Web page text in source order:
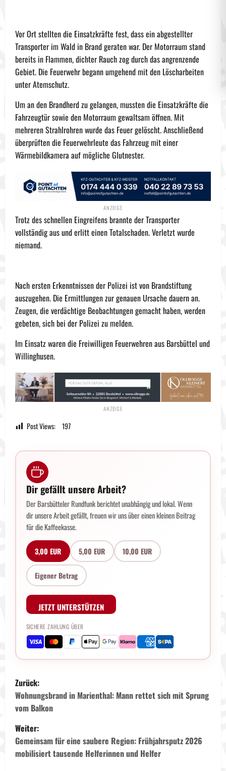
Vor Ort stellten die Einsatzkräfte fest, dass ein abgestellter
Transporter im Wald in Brand geraten war. Der Motorraum stand
bereits in Flammen, dichter Rauch zog durch das angrenzende
Gebiet. Die Feuerwehr begann umgehend mit den Löscharbeiten
unter Atemschutz.
Um an den Brandherd zu gelangen, mussten die Einsatzkräfte die
Fahrzeugtür sowie den Motorraum gewaltsam öffnen. Mit
mehreren Strahlrohren wurde das Feuer gelöscht. Anschließend
überprüften die Feuerwehrleute das Fahrzeug mit einer
Wärmebildkamera auf mögliche Glutnester.
Trotz des schnellen Eingreifens brannte der Transporter
vollständig aus und erlitt einen Totalschaden. Verletzt wurde
niemand.
Nach ersten Erkenntnissen der Polizei ist von Brandstiftung
auszugehen. Die Ermittlungen zur genauen Ursache dauern an.
Zeugen, die verdächtige Beobachtungen gemacht haben, werden
gebeten, sich bei der Polizei zu melden.
Im Einsatz waren die Freiwilligen Feuerwehren aus Barsbüttel und
Willinghusen.
Post Views: 197
Dir gefällt unsere Arbeit?
Der Barsbütteler Rundfunk berichtet unabhängig und lokal. Wenn
dir unsere Arbeit gefällt, freuen wir uns über einen kleinen Beitrag
für die Kaffeekasse.
3,00 EUR 5,00 EUR 10,00 EUR
Eigener Betrag
JETZT UNTERSTÜTZEN
SICHERE ZAHLUNG ÜBER
B
e
i
t
r
Zurück:
Wohnungsbrand in Marienthal: Mann rettet sich mit Sprung
vom Balkon
Weiter:
Gemeinsam für eine saubere Region: Frühjahrsputz 2026
mobilisiert tausende Helferinnen und Helfer